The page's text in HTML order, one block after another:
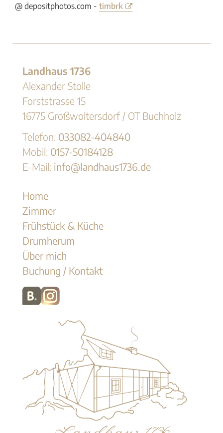
@ depositphotos.com - timbrk
Landhaus 1736
Alexander Stolle
Forststrasse 15
16775 Großwoltersdorf / OT Buchholz
Telefon: 033082-404840
Mobil: 0157-50184128
E-Mail: info@landhaus1736.de
Navigation
überspringen
Home
Zimmer
Frühstück & Küche
Drumherum
Über mich
Buchung / Kontakt